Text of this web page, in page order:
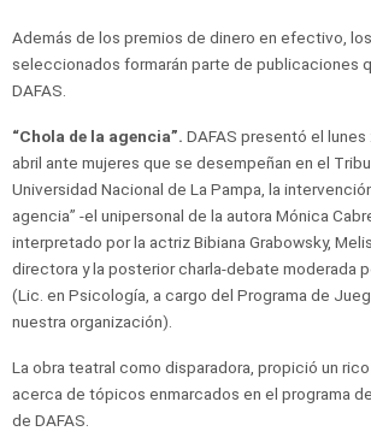
Además de los premios de dinero en efectivo,
seleccionados formarán parte de publicaciones
DAFAS.
“Chola de la agencia”. DAFAS presentó el
abril ante mujeres que se desempeñan en el
Universidad Nacional de La Pampa, la
agencia” -el unipersonal de la autora Mónica
interpretado por la actriz Bibiana Grabowsky,
directora y la posterior charla-debate moderada
(Lic. en Psicología, a cargo del Programa de
nuestra organización).
La obra teatral como disparadora, propició un
acerca de tópicos enmarcados en el programa
de DAFAS.